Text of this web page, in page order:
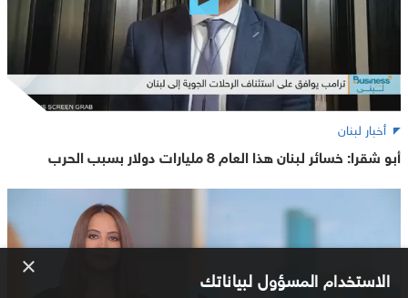
أخبار لبنان
أبو شقرا: خسائر لبنان هذا العام 8 مليارات دولار بسبب الحرب
× الاستخدام المسؤول لبياناتك